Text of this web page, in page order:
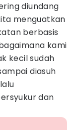
diundang
menguatkan
berbasis
kami
kecil sudah
diasuh
dan